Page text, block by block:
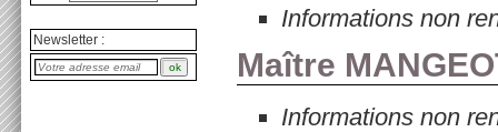
Newsletter :
Informations non
Maître
Informations non